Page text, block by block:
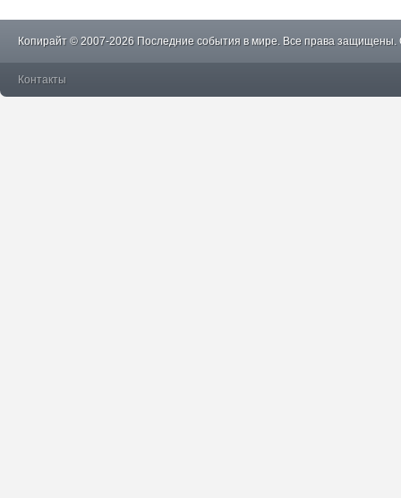
Копирайт © 2007-2026 Последние события в мире. Все права защищены.
Контакты